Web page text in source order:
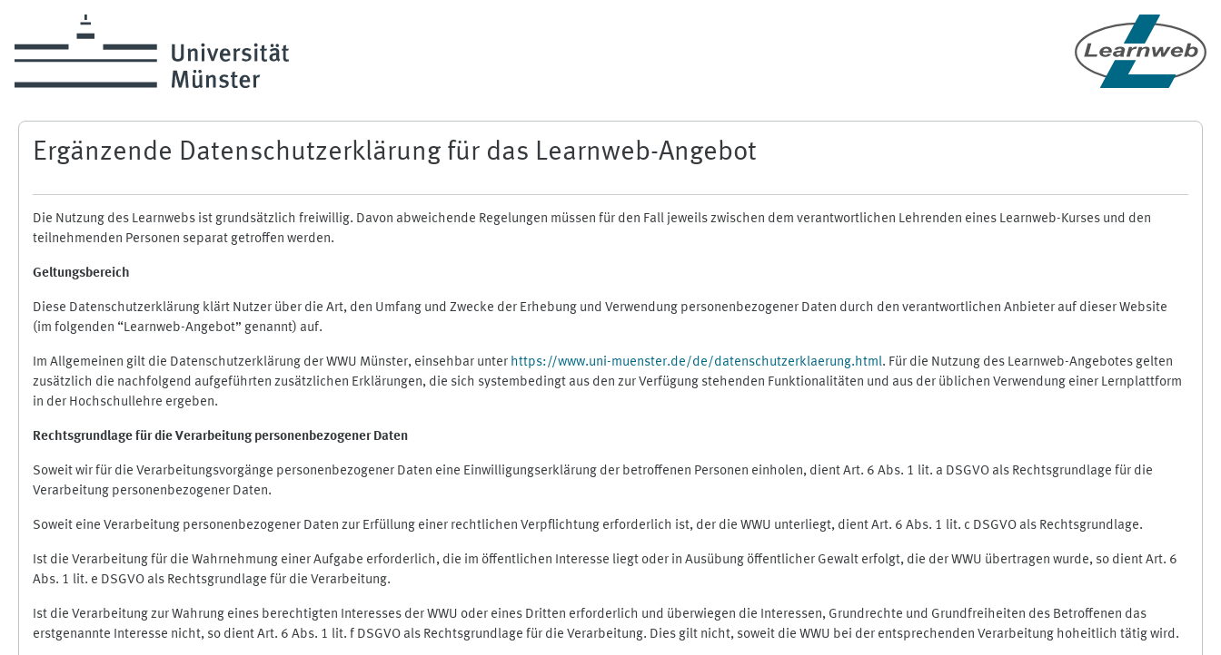
Ergänzende Datenschutzerklärung für das Learnweb-Angebot
Die Nutzung des Learnwebs ist grundsätzlich freiwillig. Davon abweichende Regelungen müssen für den Fall jeweils zwischen dem verantwortlichen Lehrenden eines Learnweb-Kurses und den
teilnehmenden Personen separat getroffen werden.
Geltungsbereich
Diese Datenschutzerklärung klärt Nutzer über die Art, den Umfang und Zwecke der Erhebung und Verwendung personenbezogener Daten durch den verantwortlichen Anbieter auf dieser Website
(im folgenden “Learnweb-Angebot” genannt) auf.
Im Allgemeinen gilt die Datenschutzerklärung der WWU Münster, einsehbar unter https://www.uni-muenster.de/de/datenschutzerklaerung.html. Für die Nutzung des Learnweb-Angebotes gelten
zusätzlich die nachfolgend aufgeführten zusätzlichen Erklärungen, die sich systembedingt aus den zur Verfügung stehenden Funktionalitäten und aus der üblichen Verwendung einer Lernplattform
in der Hochschullehre ergeben.
Rechtsgrundlage für die Verarbeitung personenbezogener Daten
Soweit wir für die Verarbeitungsvorgänge personenbezogener Daten eine Einwilligungserklärung der betroffenen Personen einholen, dient Art. 6 Abs. 1 lit. a DSGVO als Rechtsgrundlage für die
Verarbeitung personenbezogener Daten.
Soweit eine Verarbeitung personenbezogener Daten zur Erfüllung einer rechtlichen Verpflichtung erforderlich ist, der die WWU unterliegt, dient Art. 6 Abs. 1 lit. c DSGVO als Rechtsgrundlage.
Ist die Verarbeitung für die Wahrnehmung einer Aufgabe erforderlich, die im öffentlichen Interesse liegt oder in Ausübung öffentlicher Gewalt erfolgt, die der WWU übertragen wurde, so dient Art. 6
Abs. 1 lit. e DSGVO als Rechtsgrundlage für die Verarbeitung.
Ist die Verarbeitung zur Wahrung eines berechtigten Interesses der WWU oder eines Dritten erforderlich und überwiegen die Interessen, Grundrechte und Grundfreiheiten des Betroffenen das
erstgenannte Interesse nicht, so dient Art. 6 Abs. 1 lit. f DSGVO als Rechtsgrundlage für die Verarbeitung. Dies gilt nicht, soweit die WWU bei der entsprechenden Verarbeitung hoheitlich tätig wird.